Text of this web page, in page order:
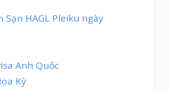
HAGL Pleiku ngày
Anh Quốc
Kỳ